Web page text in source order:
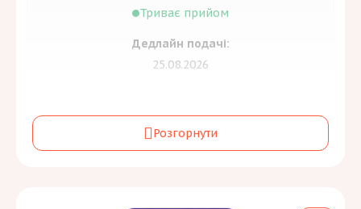
Засновник:
Комунальний заклад вищої освіти «Луцький
педагогічний коледж» Волинської обласної ради
Триває прийом
Дедлайн подачі:
25.08.2026
Розгорнути